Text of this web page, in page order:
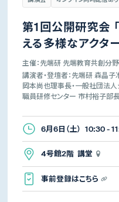
第1回公開研究会
える多様なアクタ
主催：先端研 先端教育共創分
講演者・登壇者：先端研 森晶
岡本尚也理事長・一般社団法
職員研修センター 市村裕子部
6月6日（土） 10:30 -
4号館2階 講堂
事前登録はこちら